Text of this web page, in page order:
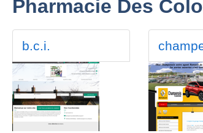
Pharmacie Des
b.c.i.